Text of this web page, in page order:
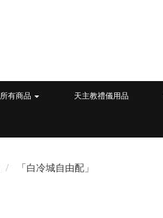
所有商品 天主教禮儀用品
「白冷城自由配」